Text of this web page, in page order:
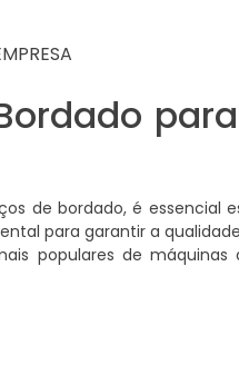
de bordado, é essencial
para garantir a
populares de máquinas